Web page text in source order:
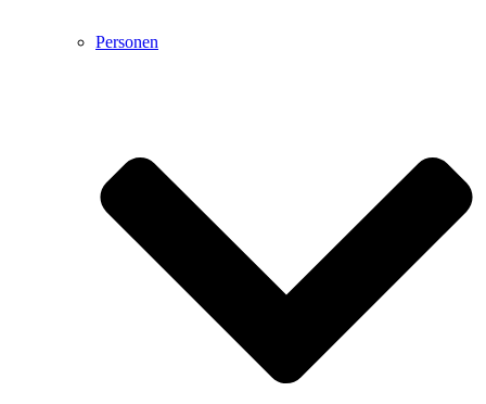
Personen